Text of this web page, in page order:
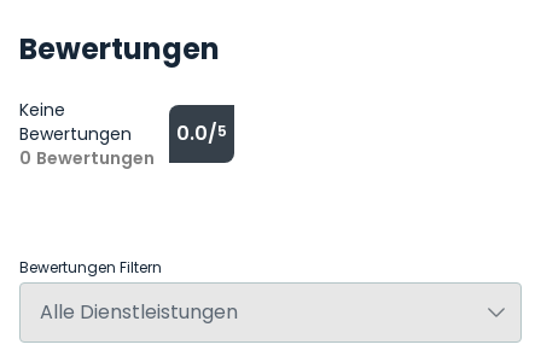
Bewertungen
Keine
Bewertungen
0 Bewertungen
0.0/5
Bewertungen Filtern